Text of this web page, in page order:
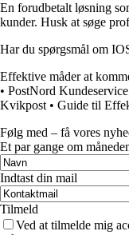
En forudbetalt løsning
kunder. Husk at søge
Har du spørgsmål om
Effektive måder at
• PostNord
Kvikpost • Guide til
Følg med – få vores
Et par gange om
Indtast din mail
Tilmeld
Ved at tilmelde mig